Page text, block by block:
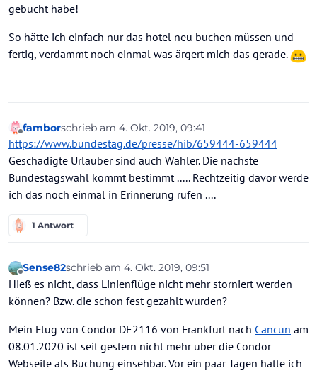
gebucht habe!
So hätte ich einfach nur das hotel neu buchen müssen und
fertig, verdammt noch einmal was ärgert mich das gerade.
Offline
famborschrieb am 4. Okt. 2019, 09:41
zuletzt editiert von
https://www.bundestag.de/presse/hib/659444-659444
Geschädigte Urlauber sind auch Wähler. Die nächste
Bundestagswahl kommt bestimmt ..... Rechtzeitig davor werde
ich das noch einmal in Erinnerung rufen ....
1 Antwort
Offline
Sense82schrieb am 4. Okt. 2019, 09:51
zuletzt editiert von Sense8210. Apr. 2019, 09:51
Hieß es nicht, dass Linienflüge nicht mehr storniert werden
können? Bzw. die schon fest gezahlt wurden?
Mein Flug von Condor DE2116 von Frankfurt nach Cancun am
08.01.2020 ist seit gestern nicht mehr über die Condor
Webseite als Buchung einsehbar. Vor ein paar Tagen hätte ich